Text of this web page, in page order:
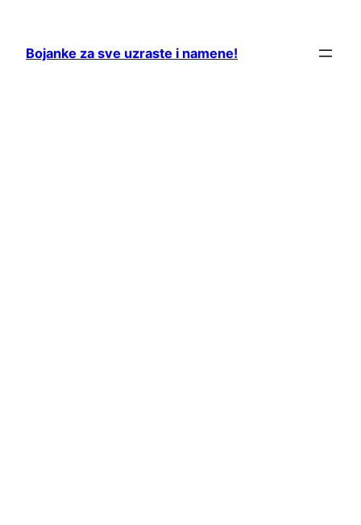
content
Bojanke za sve uzraste i namene!